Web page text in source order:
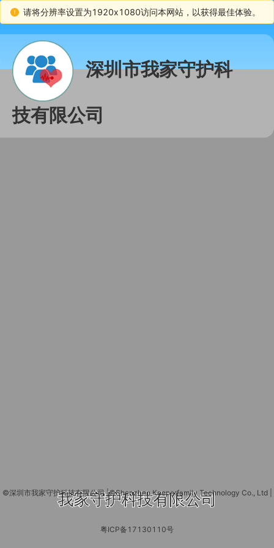
请将分辨率设置为1920x1080访问本网站，以获得最佳体验。
深圳市我家守护科
技有限公司
我家守护科技有限公司
©深圳市我家守护科技有限公司 |©Shenzhen Keeperfamily Technology Co., Ltd
粤ICP备17130110号